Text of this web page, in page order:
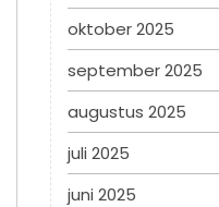
oktober 2025
september 2025
augustus 2025
juli 2025
juni 2025